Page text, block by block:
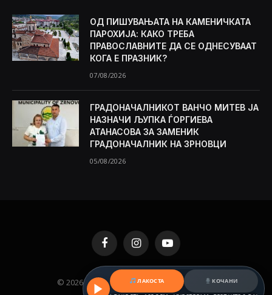
ОД ПИШУВАЊАТА НА КАМЕНИЧКАТА
ПАРОХИЈА: КАКО ТРЕБА
ПРАВОСЛАВНИТЕ ДА СЕ ОДНЕСУВААТ
КОГА Е ПРАЗНИК?
07/08/2026
ГРАДОНАЧАЛНИКОТ ВАНЧО МИТЕВ ЈА
НАЗНАЧИ ЉУПКА ЃОРГИЕВА
АТАНАСОВА ЗА ЗАМЕНИК
ГРАДОНАЧАЛНИК НА ЗРНОВЦИ
05/08/2026
FacebookInstagramYouTube
© 2026 KAMENICA.MK. Designed by MKNET.
ЛАКОСТА
КОЧАНИ